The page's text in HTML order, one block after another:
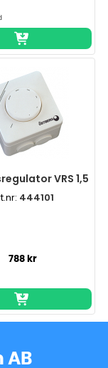
VRS 1,5
444101
788 kr
AB